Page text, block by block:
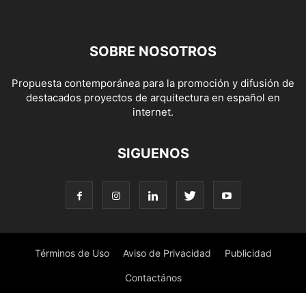
SOBRE NOSOTROS
Propuesta contemporánea para la promoción y difusión de
destacados proyectos de arquitectura en español en
internet.
SIGUENOS
Términos de Uso Aviso de Privacidad Publicidad
Contactános